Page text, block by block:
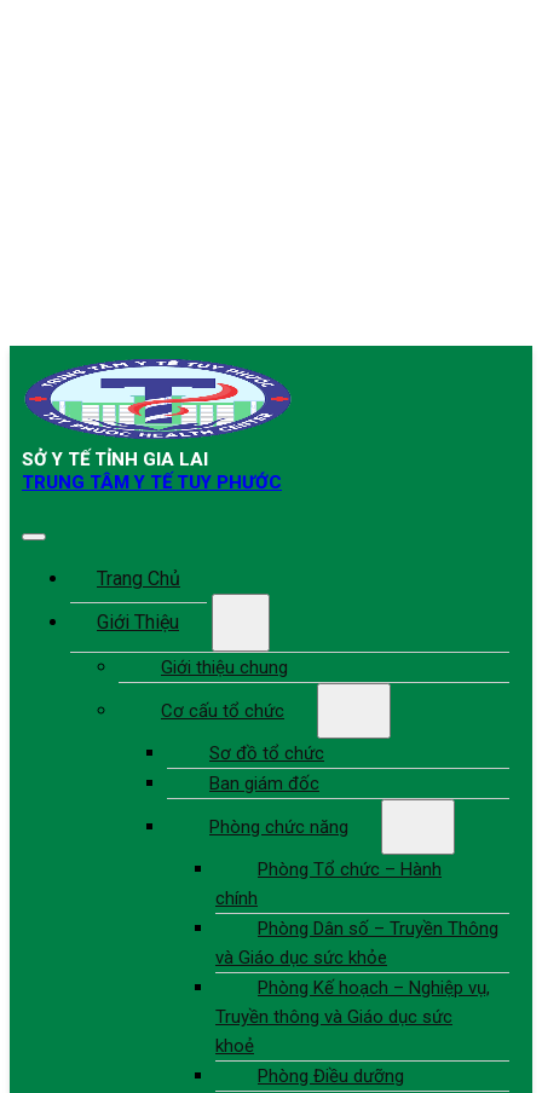
SỞ Y TẾ TỈNH GIA LAI
TRUNG TÂM Y TẾ TUY PHƯỚC
Trang Chủ
Giới Thiệu
Giới thiệu chung
Cơ cấu tổ chức
Sơ đồ tổ chức
Ban giám đốc
Phòng chức năng
Phòng Tổ chức – Hành
chính
Phòng Dân số – Truyền Thông
và Giáo dục sức khỏe
Phòng Kế hoạch – Nghiệp vụ,
Truyền thông và Giáo dục sức
khoẻ
Phòng Điều dưỡng